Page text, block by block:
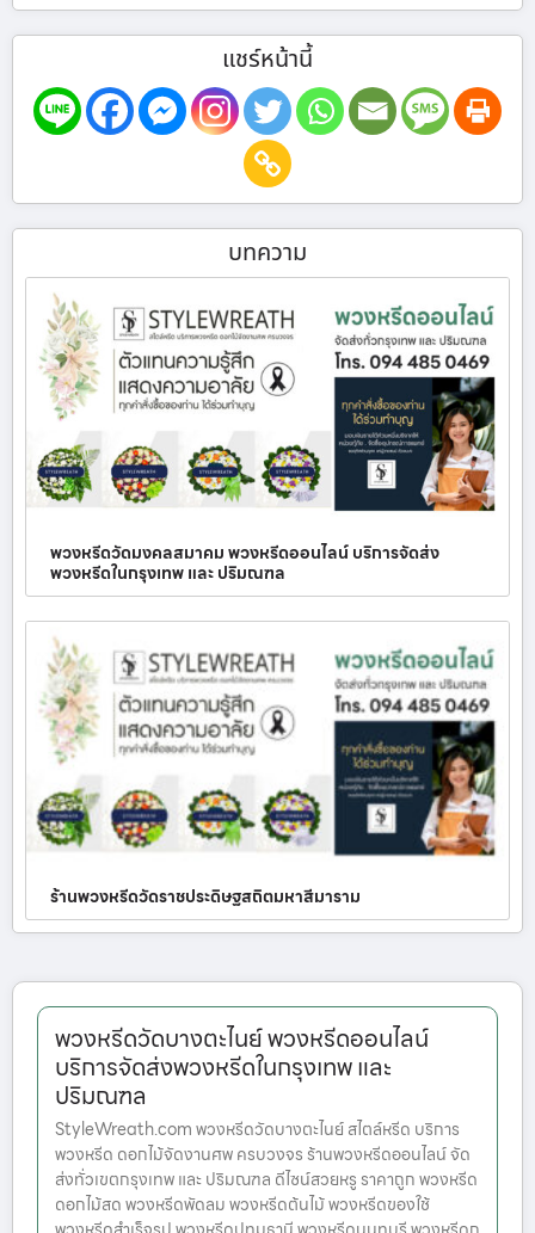
แชร์หน้านี้
บทความ
พวงหรีดวัดมงคลสมาคม พวงหรีดออนไลน์ บริการจัดส่ง
พวงหรีดในกรุงเทพ และ ปริมณฑล
ร้านพวงหรีดวัดราชประดิษฐสถิตมหาสีมาราม
พวงหรีดวัดบางตะไนย์ พวงหรีดออนไลน์
บริการจัดส่งพวงหรีดในกรุงเทพ และ
ปริมณฑล
StyleWreath.com พวงหรีดวัดบางตะไนย์ สไตล์หรีด บริการ
พวงหรีด ดอกไม้จัดงานศพ ครบวงจร ร้านพวงหรีดออนไลน์ จัด
ส่งทั่วเขตกรุงเทพ และ ปริมณฑล ดีไซน์สวยหรู ราคาถูก พวงหรีด
ดอกไม้สด พวงหรีดพัดลม พวงหรีดต้นไม้ พวงหรีดของใช้